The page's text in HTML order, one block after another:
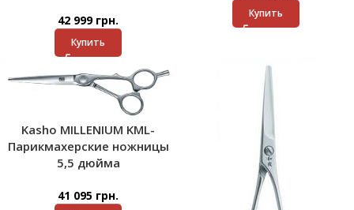
42 999 грн.
Купить
Купить
Kasho MILLENIUM KML-
Парикмахерские ножницы
5,5 дюйма
41 095 грн.